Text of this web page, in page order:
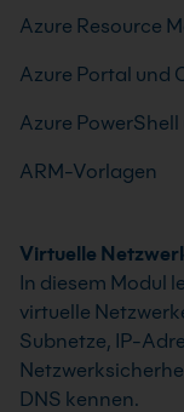
Azure Resource
Azure Portal und
Azure PowerShell
ARM-Vorlagen
Virtuelle
In diesem Modul
virtuelle
Subnetze, IP-
DNS kennen.